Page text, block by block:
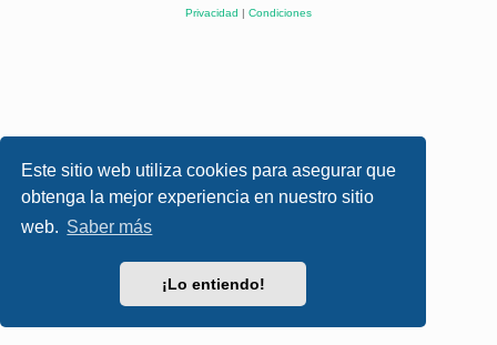
Este sitio web utiliza cookies para asegurar que
obtenga la mejor experiencia en nuestro sitio
web. Saber más
¡Lo entiendo!
Privacidad | Condiciones